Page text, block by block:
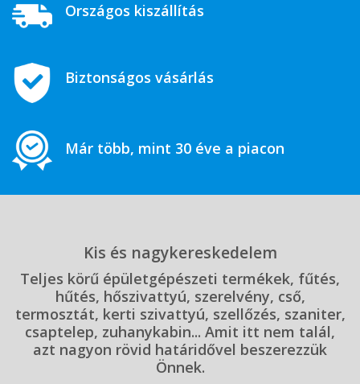
Országos kiszállítás
Biztonságos vásárlás
Már több, mint 30 éve a piacon
Kis és nagykereskedelem
Teljes körű épületgépészeti termékek, fűtés,
hűtés, hőszivattyú, szerelvény, cső,
termosztát, kerti szivattyú, szellőzés, szaniter,
csaptelep, zuhanykabin... Amit itt nem talál,
azt nagyon rövid határidővel beszerezzük
Önnek.